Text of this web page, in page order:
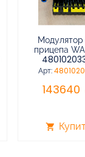
Модулятор
прицепа
Арт:
143640
shopping_cart